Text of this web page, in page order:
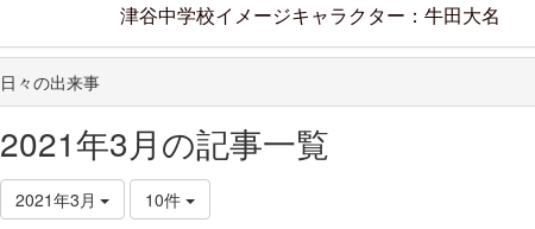
津谷中学校イメージキャラクター：牛田大名
日々の出来事
2021年3月の記事一覧
2021年3月 10件